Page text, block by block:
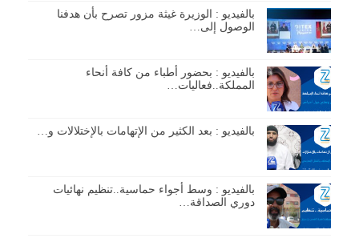
بالفيديو : الوزيرة غيثة مزور تصرح بأن هدفنا
الوصول إلى…
بالفيديو : بحضور أطباء من كافة أنحاء
المملكة..فعاليات…
بالفيديو : بعد الكثير من الإتهامات بالإختلالات و…
بالفيديو : وسط أجواء حماسية..تنظيم نهائيات
دوري الصداقة…